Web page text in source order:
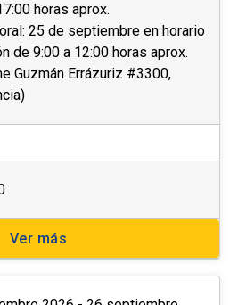
horas aprox.
25 de septiembre en horario
de 9:00 a 12:00 horas aprox.
Guzmán Errázuriz #3300,
Ver más